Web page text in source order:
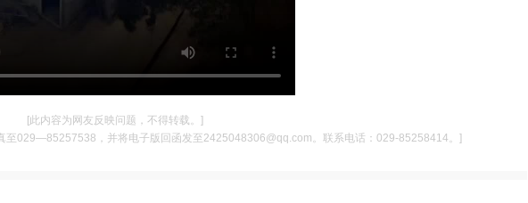
[此内容为网友反映问题，不得转载。]
至029—85257538，并将电子版回函发至2425048306@qq.com。联系电话：029-85258414。]